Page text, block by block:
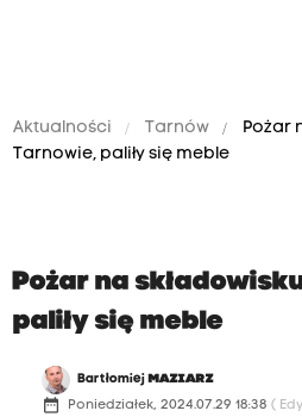
Aktualności Tarnów
Pożar
Tarnowie, paliły się meble
Pożar na
paliły się meble
Bartłomiej MAZIARZ
date_range Poniedziałek, 2024.07.29 18:38 (